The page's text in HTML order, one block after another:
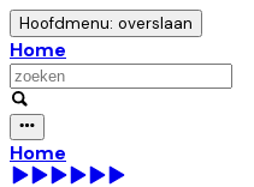
Hoofdmenu: overslaan
Home
Home